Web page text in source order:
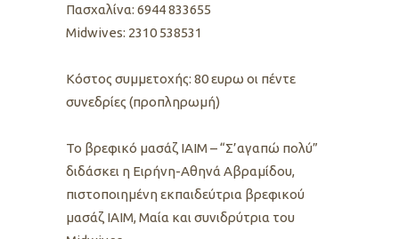
Πασχαλίνα: 6944 833655
Midwives: 2310 538531
Kόστος συμμετοχής: 80 ευρω οι πέντε
συνεδρίες (προπληρωμή)
To βρεφικό μασάζ ΙΑΙΜ – “Σ’αγαπώ πολύ”
διδάσκει η Ειρήνη-Αθηνά Αβραμίδου,
πιστοποιημένη εκπαιδεύτρια βρεφικού
μασάζ ΙΑΙΜ, Μαία και συνιδρύτρια του